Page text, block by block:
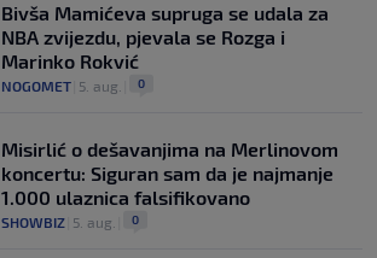
Bivša Mamićeva supruga se udala za
NBA zvijezdu, pjevala se Rozga i
Marinko Rokvić
NOGOMET 5. aug. 0
Misirlić o dešavanjima na Merlinovom
koncertu: Siguran sam da je najmanje
1.000 ulaznica falsifikovano
SHOWBIZ 5. aug. 0